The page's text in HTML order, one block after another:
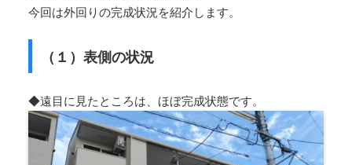
今回は外回りの完成状況を紹介します。
（１）表側の状況
◆遠目に見たところは、ほぼ完成状態です。